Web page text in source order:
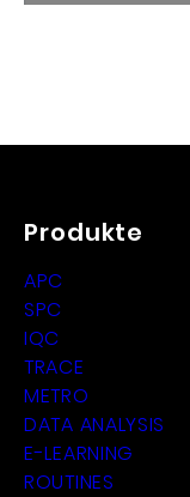
Produkte
APC
SPC
IQC
TRACE
METRO
DATA ANALYSIS
E-LEARNING
ROUTINES